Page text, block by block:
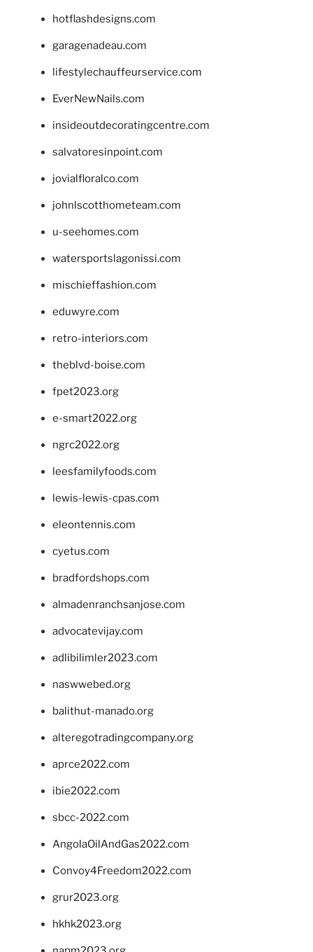
hotflashdesigns.com
garagenadeau.com
lifestylechauffeurservice.com
EverNewNails.com
insideoutdecoratingcentre.com
salvatoresinpoint.com
jovialfloralco.com
johnlscotthometeam.com
u-seehomes.com
watersportslagonissi.com
mischieffashion.com
eduwyre.com
retro-interiors.com
theblvd-boise.com
fpet2023.org
e-smart2022.org
ngrc2022.org
leesfamilyfoods.com
lewis-lewis-cpas.com
eleontennis.com
cyetus.com
bradfordshops.com
almadenranchsanjose.com
advocatevijay.com
adlibilimler2023.com
naswwebed.org
balithut-manado.org
alteregotradingcompany.org
aprce2022.com
ibie2022.com
sbcc-2022.com
AngolaOilAndGas2022.com
Convoy4Freedom2022.com
grur2023.org
hkhk2023.org